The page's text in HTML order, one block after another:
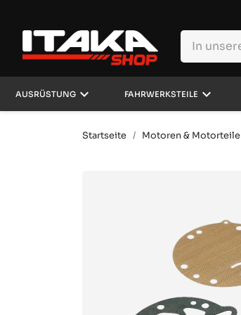
AUSRÜSTUNG keyboard_arrow_down FAHRWERKSTEILE keyboard_arrow_down
Startseite Motoren & Motorteile